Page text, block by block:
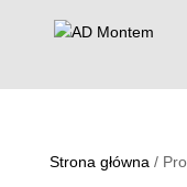
Strona główna /